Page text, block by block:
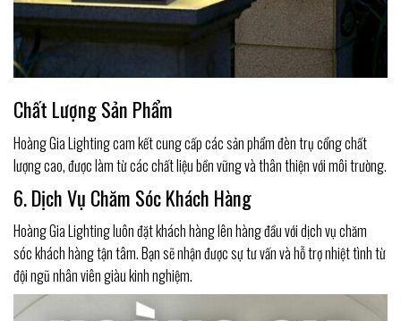
Chất Lượng Sản Phẩm
Hoàng Gia Lighting cam kết cung cấp các sản phẩm đèn trụ cổng chất
lượng cao, được làm từ các chất liệu bền vững và thân thiện với môi trường.
6. Dịch Vụ Chăm Sóc Khách Hàng
Hoàng Gia Lighting luôn đặt khách hàng lên hàng đầu với dịch vụ chăm
sóc khách hàng tận tâm. Bạn sẽ nhận được sự tư vấn và hỗ trợ nhiệt tình từ
đội ngũ nhân viên giàu kinh nghiệm.